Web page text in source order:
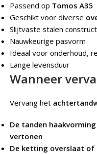
Passend op Tomos A35
Geschikt voor diverse
Slijtvaste stalen
Nauwkeurige pasvorm
Ideaal voor onderhoud,
Lange levensduur
Wanneer
Vervang het
De tanden
vertonen
De ketting overslaat